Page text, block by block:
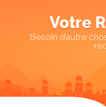
Votre
Besoin d’autre